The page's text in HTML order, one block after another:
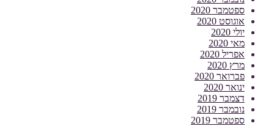
ספטמבר 2020
אוגוסט 2020
יולי 2020
מאי 2020
אפריל 2020
מרץ 2020
פברואר 2020
ינואר 2020
דצמבר 2019
נובמבר 2019
ספטמבר 2019